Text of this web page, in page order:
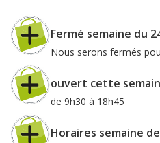
Fermé semaine du
Nous serons fermés
ouvert cette
de 9h30 à 18h45
Horaires semaine